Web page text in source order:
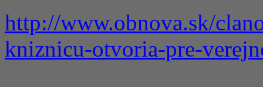
http://www.obnova.sk/
kniznicu-otvoria-pre-